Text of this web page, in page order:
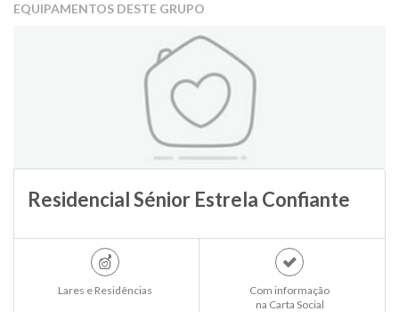
EQUIPAMENTOS DESTE GRUPO
Residencial Sénior Estrela Confiante
Lares e Residências
Com informação
na Carta Social